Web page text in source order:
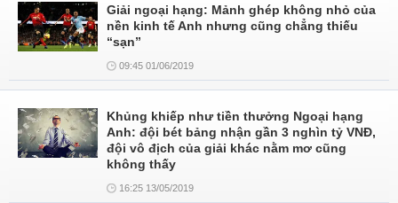
Giải ngoại hạng: Mảnh ghép không nhỏ của
nền kinh tế Anh nhưng cũng chẳng thiếu
“sạn”
09:45 01/06/2019
Khủng khiếp như tiền thưởng Ngoại hạng
Anh: đội bét bảng nhận gần 3 nghìn tỷ VNĐ,
đội vô địch của giải khác nằm mơ cũng
không thấy
16:25 13/05/2019